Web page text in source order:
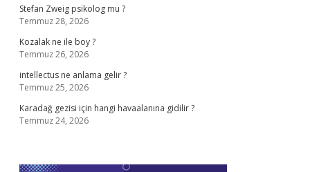
Stefan Zweig psikolog mu ?
Temmuz 28, 2026
Kozalak ne ile boy ?
Temmuz 26, 2026
intellectus ne anlama gelir ?
Temmuz 25, 2026
Karadağ gezisi için hangi havaalanına gidilir ?
Temmuz 24, 2026